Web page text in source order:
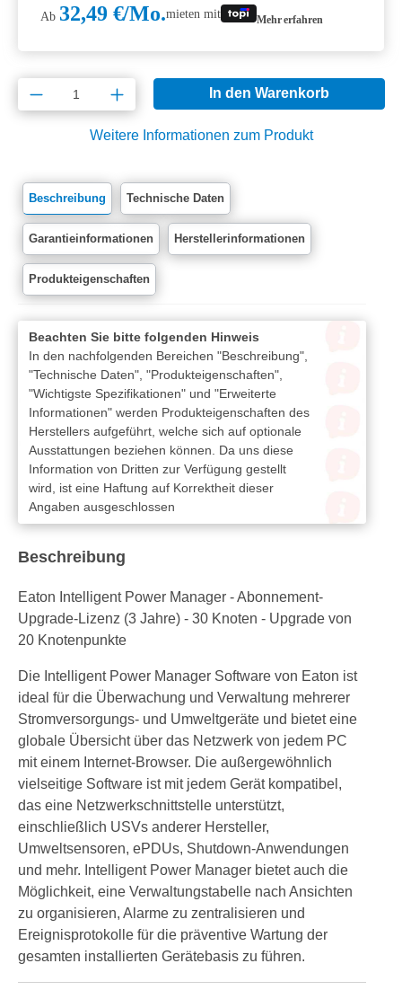
Ab 32,49 €/Mo.mieten mit Mehr erfahren
Produkt Anzahl: Gib den gewünschten
In den Warenkorb
Weitere Informationen zum Produkt
Beschreibung Technische Daten
Garantieinformationen Herstellerinformationen
Produkteigenschaften
Beachten Sie bitte folgenden Hinweis
In den nachfolgenden Bereichen "Beschreibung",
"Technische Daten", "Produkteigenschaften",
"Wichtigste Spezifikationen" und "Erweiterte
Informationen" werden Produkteigenschaften des
Herstellers aufgeführt, welche sich auf optionale
Ausstattungen beziehen können. Da uns diese
Information von Dritten zur Verfügung gestellt
wird, ist eine Haftung auf Korrektheit dieser
Angaben ausgeschlossen
Beschreibung
Eaton Intelligent Power Manager - Abonnement-
Upgrade-Lizenz (3 Jahre) - 30 Knoten - Upgrade von
20 Knotenpunkte
Die Intelligent Power Manager Software von Eaton ist
ideal für die Überwachung und Verwaltung mehrerer
Stromversorgungs- und Umweltgeräte und bietet eine
globale Übersicht über das Netzwerk von jedem PC
mit einem Internet-Browser. Die außergewöhnlich
vielseitige Software ist mit jedem Gerät kompatibel,
das eine Netzwerkschnittstelle unterstützt,
einschließlich USVs anderer Hersteller,
Umweltsensoren, ePDUs, Shutdown-Anwendungen
und mehr. Intelligent Power Manager bietet auch die
Möglichkeit, eine Verwaltungstabelle nach Ansichten
zu organisieren, Alarme zu zentralisieren und
Ereignisprotokolle für die präventive Wartung der
gesamten installierten Gerätebasis zu führen.